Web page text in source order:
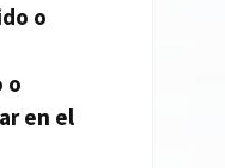
o
o
en el